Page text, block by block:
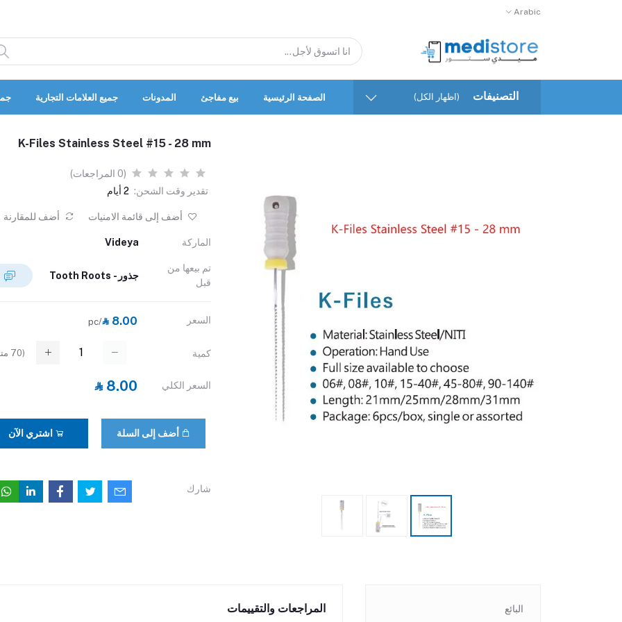
Arabic
التصنيفات (اظهار الكل) الصفحة الرئيسية بيع مفاجئ المدونات جميع العلامات التجارية
K-Files Stainless Steel #15 - 28 mm
(0 المراجعات)
تقدير وقت الشحن: 2 أيام
أضف إلى قائمة الامنيات أضف للمقارنة
الماركة Videya
تم بيعها من
قبل
جذور - Tooth Roots
السعر ‎⃁ 8.00
/pc
كمية (
70
السعر الكلي ‎⃁ 8.00
أضف إلى السلة اشتري الآن
شارك
البائع المراجعات والتقييمات